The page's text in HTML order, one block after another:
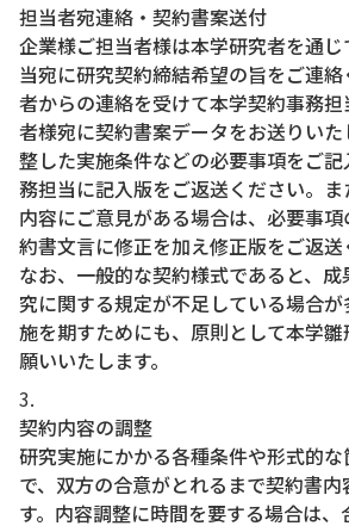
担当者宛連絡・契約書案送付
企業様ご担当者様は本学研究者を通
当宛に研究契約締結希望の旨をご連
者からの連絡を受けて本学契約事務
者様宛に契約書案データをお送りい
整した実施条件などの必要事項をご
務担当に記入版をご返送ください。
内容にご意見がある場合は、必要事
約書文言に修正を加え修正版をご返送
なお、一般的な契約様式であると、
究に関する規定が不足している場合
施を期すためにも、原則として本学
願いいたします。
契約内容の調整
研究実施にかかる各種条件や形式的
で、双方の合意がとれるまで契約書
す。内容調整に時間を要する場合は